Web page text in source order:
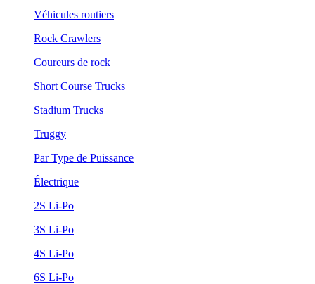
Véhicules routiers
Rock Crawlers
Coureurs de rock
Short Course Trucks
Stadium Trucks
Truggy
Par Type de Puissance
Électrique
2S Li-Po
3S Li-Po
4S Li-Po
6S Li-Po